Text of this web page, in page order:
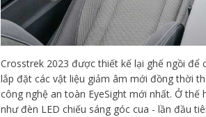
Crosstrek 2023 được thiết kế lại ghế ngồi để
lắp đặt các vật liệu giảm âm mới đồng thời
công nghệ an toàn EyeSight mới nhất. Ở
như đèn LED chiếu sáng góc cua - lần đầu